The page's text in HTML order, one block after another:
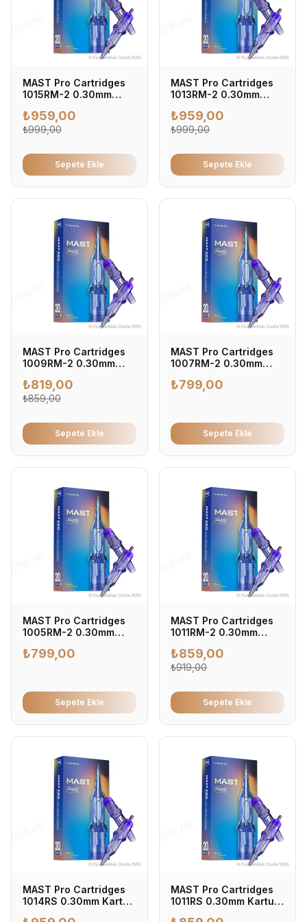
MAST Pro Cartridges
1015RM-2 0.30mm
0.30mm - Profesyonel
Dövme İğnesi (20'li
₺959,00
₺999,00
Sepete Ekle
MAST Pro Cartridges
1013RM-2 0.30mm
0.30mm - Profesyonel
Dövme İğnesi (20'li
₺959,00
₺999,00
Sepete Ekle
MAST Pro Cartridges
1009RM-2 0.30mm
0.30mm - Profesyonel
Dövme İğnesi (20'li
₺819,00
₺859,00
Sepete Ekle
MAST Pro Cartridges
1007RM-2 0.30mm
0.30mm - Profesyonel
₺799,00
Sepete Ekle
MAST Pro Cartridges
1005RM-2 0.30mm
0.30mm - Profesyonel
₺799,00
Sepete Ekle
MAST Pro Cartridges
1011RM-2 0.30mm
0.30mm - Profesyonel
Dövme İğnesi (20'li
₺859,00
₺919,00
Sepete Ekle
MAST Pro Cartridges
1014RS 0.30mm Kartuş
MAST Pro Cartridges
1011RS 0.30mm Kartuş